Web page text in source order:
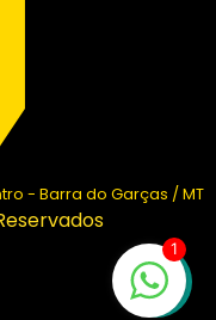
- Barra do Garças / MT
1